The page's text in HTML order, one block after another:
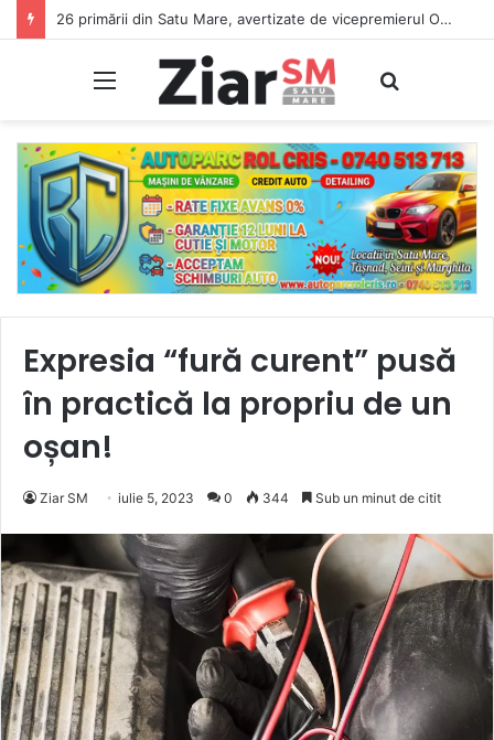
26 primării din Satu Mare, avertizate de vicepremierul Oana Gheorghiu: Dacă nu se înscriu în Ghișeul.ro, pierd bani de la bugetul de stat
Meniu
Expresia “fură curent” pusă
în practică la propriu de un
oșan!
Ziar SM iulie 5, 2023 0 344 Sub un minut de citit